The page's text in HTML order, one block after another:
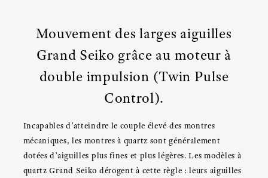
Mouvement des larges aiguilles
Grand Seiko grâce au moteur à
double impulsion (Twin Pulse
Control).
Incapables d’atteindre le couple élevé des montres
mécaniques, les montres à quartz sont généralement
dotées d’aiguilles plus fines et plus légères. Les modèles à
quartz Grand Seiko dérogent à cette règle : leurs aiguilles